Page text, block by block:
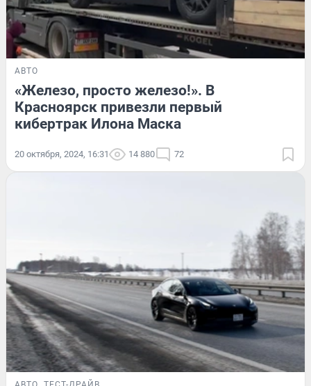
АВТО
«Железо, просто железо!». В
Красноярск привезли первый
кибертрак Илона Маска
20 октября, 2024, 16:31 14 880 72